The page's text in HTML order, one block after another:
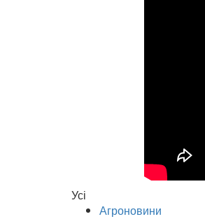
Усі
Агроновини